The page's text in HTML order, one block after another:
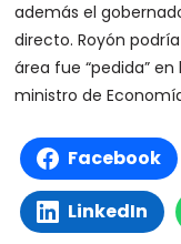
además el
directo. Royón
área fue “pedida”
ministro de
Facebook
LinkedIn